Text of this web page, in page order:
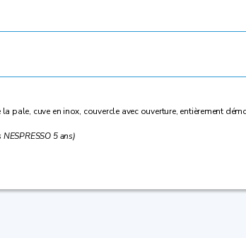
cuve en inox, couvercle avec ouverture, entièrement
5 ans)